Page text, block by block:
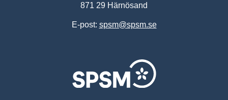
871 29 Härnösand
E-post: spsm@spsm.se